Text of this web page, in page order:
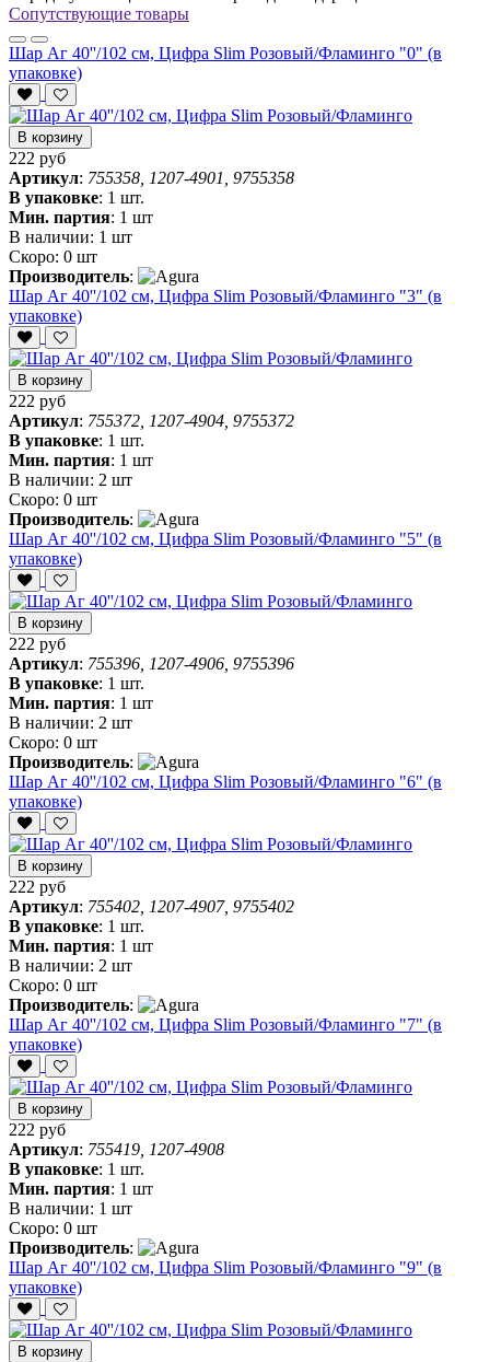
Сопутствующие товары
Шар Аг 40''/102 см, Цифра Slim Розовый/Фламинго "0" (в
упаковке)
В корзину
222 руб
Артикул: 755358, 1207-4901, 9755358
В упаковке: 1 шт.
Мин. партия: 1 шт
В наличии: 1 шт
Скоро: 0 шт
Производитель:
Шар Аг 40''/102 см, Цифра Slim Розовый/Фламинго "3" (в
упаковке)
В корзину
222 руб
Артикул: 755372, 1207-4904, 9755372
В упаковке: 1 шт.
Мин. партия: 1 шт
В наличии: 2 шт
Скоро: 0 шт
Производитель:
Шар Аг 40''/102 см, Цифра Slim Розовый/Фламинго "5" (в
упаковке)
В корзину
222 руб
Артикул: 755396, 1207-4906, 9755396
В упаковке: 1 шт.
Мин. партия: 1 шт
В наличии: 2 шт
Скоро: 0 шт
Производитель:
Шар Аг 40''/102 см, Цифра Slim Розовый/Фламинго "6" (в
упаковке)
В корзину
222 руб
Артикул: 755402, 1207-4907, 9755402
В упаковке: 1 шт.
Мин. партия: 1 шт
В наличии: 2 шт
Скоро: 0 шт
Производитель:
Шар Аг 40''/102 см, Цифра Slim Розовый/Фламинго "7" (в
упаковке)
В корзину
222 руб
Артикул: 755419, 1207-4908
В упаковке: 1 шт.
Мин. партия: 1 шт
В наличии: 1 шт
Скоро: 0 шт
Производитель:
Шар Аг 40''/102 см, Цифра Slim Розовый/Фламинго "9" (в
упаковке)
В корзину